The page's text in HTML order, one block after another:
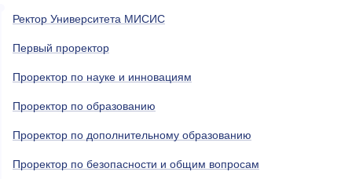
Ректор Университета МИСИС
Первый проректор
Проректор по науке и инновациям
Проректор по образованию
Проректор по дополнительному образованию
Проректор по безопасности и общим вопросам